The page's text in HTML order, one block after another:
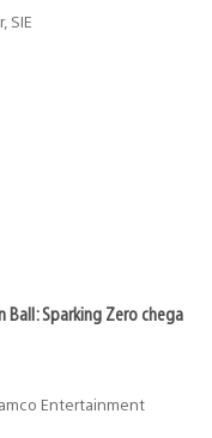
SIE
Ball: Sparking Zero chega
Entertainment